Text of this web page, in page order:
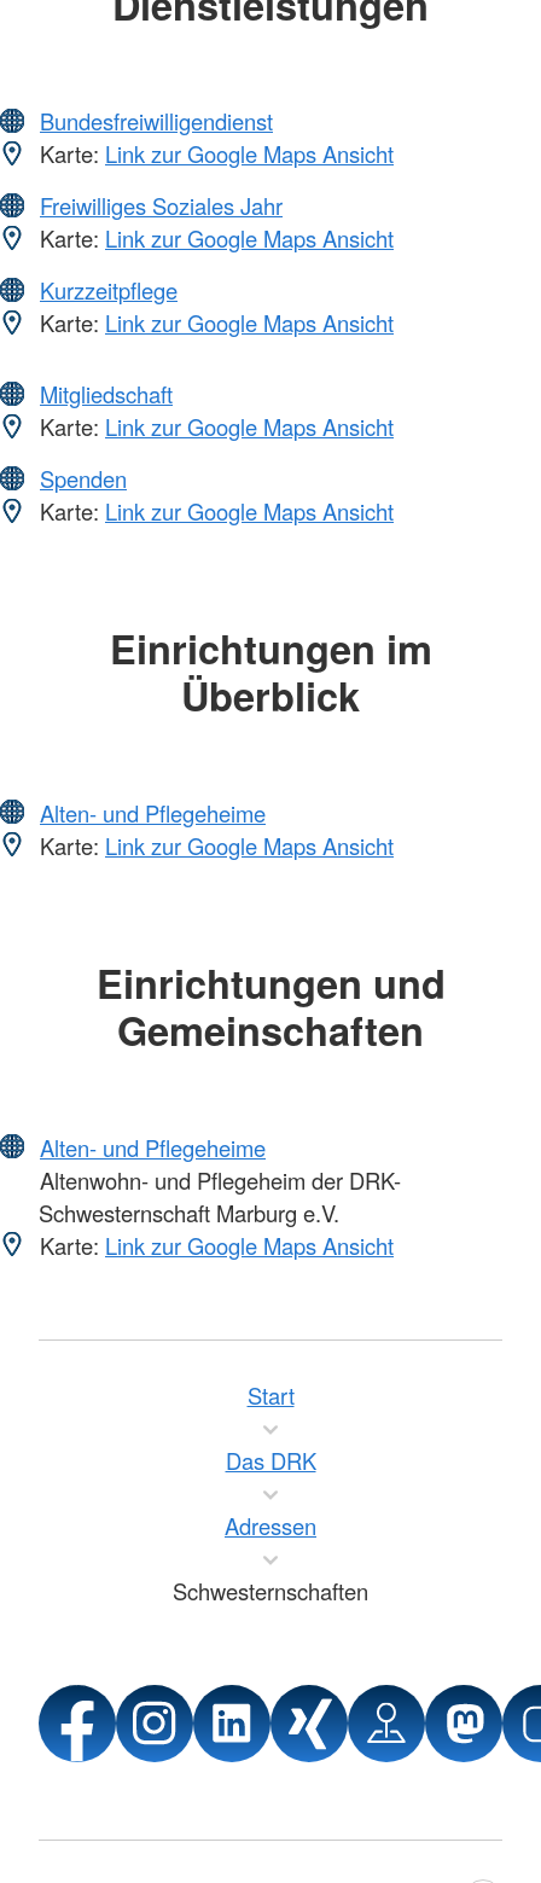
Bundesfreiwilligendienst
Karte: Link zur Google Maps Ansicht
Freiwilliges Soziales Jahr
Karte: Link zur Google Maps Ansicht
Kurzzeitpflege
Karte: Link zur Google Maps Ansicht
Mitgliedschaft
Karte: Link zur Google Maps Ansicht
Spenden
Karte: Link zur Google Maps Ansicht
Einrichtungen im
Überblick
Alten- und Pflegeheime
Karte: Link zur Google Maps Ansicht
Einrichtungen und
Gemeinschaften
Alten- und Pflegeheime
Altenwohn- und Pflegeheim der DRK-
Schwesternschaft Marburg e.V.
Karte: Link zur Google Maps Ansicht
Start
Das DRK
Adressen
Schwesternschaften